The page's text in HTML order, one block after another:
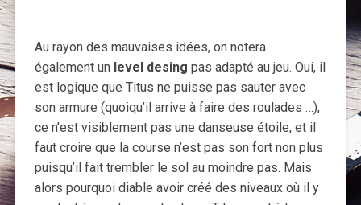
Au rayon des mauvaises idées, on notera
également un level desing pas adapté au jeu. Oui, il
est logique que Titus ne puisse pas sauter avec
son armure (quoiqu’il arrive à faire des roulades …),
ce n’est visiblement pas une danseuse étoile, et il
faut croire que la course n’est pas son fort non plus
puisqu’il fait trembler le sol au moindre pas. Mais
alors pourquoi diable avoir créé des niveaux où il y